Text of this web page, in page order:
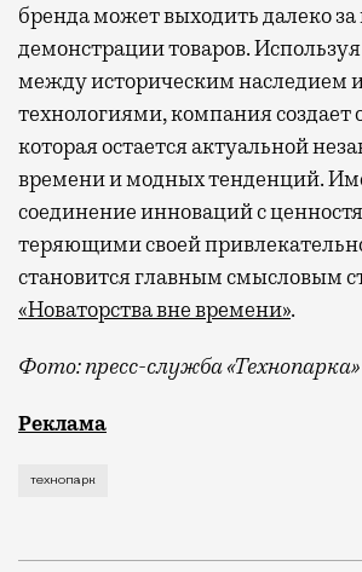
бренда может выходить далеко
демонстрации товаров.
между историческим наследием
технологиями, компания создает
которая остается актуальной
времени и модных тенденций.
соединение инноваций с
теряющими своей
становится главным смысловым
«Новаторства вне времени».
Фото: пресс-служба «Технопарка»
Рекламные кампании техники
Реклама
технопарк